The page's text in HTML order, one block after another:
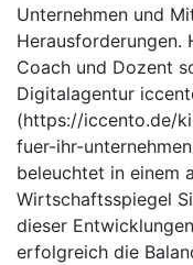
Unternehmen und
Herausforderungen.
Coach und Dozent
Digitalagentur
(https://iccento.de/
fuer-ihr-
beleuchtet in einem
Wirtschaftsspiegel
dieser
erfolgreich die